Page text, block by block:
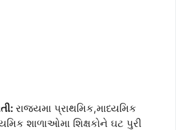
રાજ્યમા પ્રાથમિક,માધ્યમિક
શાળાઓમા શિક્ષકોને ઘટ પુરી